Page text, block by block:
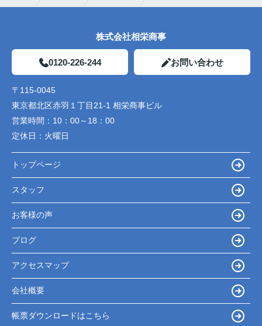
株式会社相栄商事
0120-226-244 お問い合わせ
〒115-0045
東京都北区赤羽１丁目21-1 相栄商事ビル
営業時間： 10：00～18：00
定休日： 火曜日
トップページ
スタッフ
お客様の声
ブログ
アクセスマップ
会社概要
帳票ダウンロードはこちら